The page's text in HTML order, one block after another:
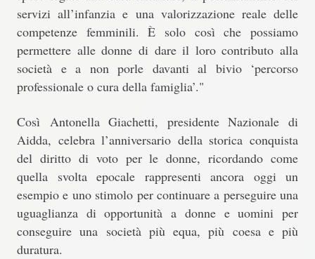
servizi all’infanzia e una valorizzazione reale delle
competenze femminili. È solo così che possiamo
permettere alle donne di dare il loro contributo alla
società e a non porle davanti al bivio ‘percorso
professionale o cura della famiglia’."
Così Antonella Giachetti, presidente Nazionale di
Aidda, celebra l’anniversario della storica conquista
del diritto di voto per le donne, ricordando come
quella svolta epocale rappresenti ancora oggi un
esempio e uno stimolo per continuare a perseguire una
uguaglianza di opportunità a donne e uomini per
conseguire una società più equa, più coesa e più
duratura.